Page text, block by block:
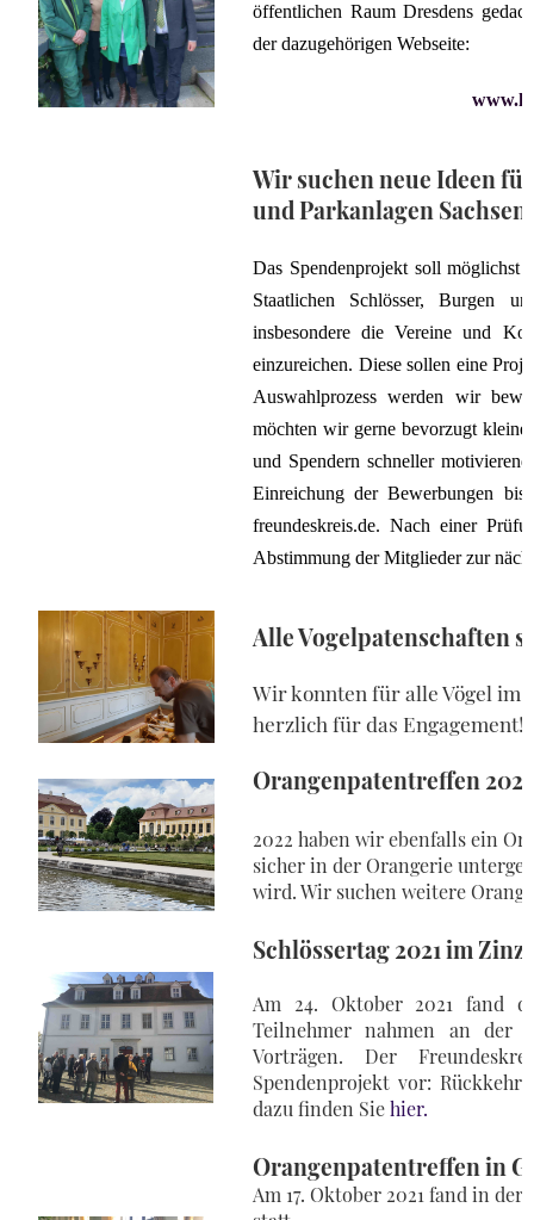
öffentlichen Raum Dresdens
der dazugehörigen Webseite:
Wir suchen neue Ideen
und Parkanlagen
Das Spendenprojekt soll möglichst
Staatlichen Schlösser, Burgen
insbesondere die Vereine und
einzureichen. Diese sollen eine
Auswahlprozess werden wir
möchten wir gerne bevorzugt
und Spendern schneller
Einreichung der Bewerbungen bis
freundeskreis.de. Nach einer
Abstimmung der Mitglieder zur
Alle Vogelpatenschaften
Wir konnten für alle Vögel im
herzlich für das Engagement!
Orangenpatentreffen
2022 haben wir ebenfalls ein
sicher in der Orangerie
wird. Wir suchen weitere
Schlössertag 2021 im
Am 24. Oktober 2021 fand
Teilnehmer nahmen an der
Vorträgen. Der
Spendenprojekt vor: Rückkehr
dazu finden Siehier.
Orangenpatentreffen in
Am 17. Oktober 2021 fand in